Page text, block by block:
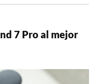
7 Pro al mejor